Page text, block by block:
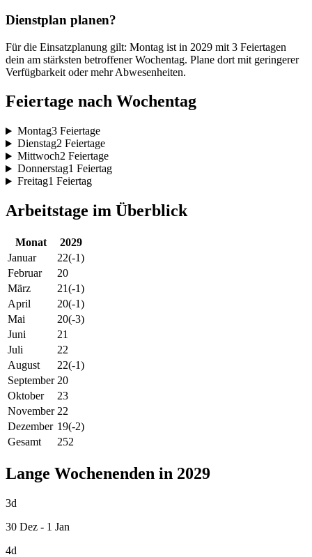
Dienstplan planen?
Für die Einsatzplanung gilt: Montag ist in 2029 mit 3 Feiertagen
dein am stärksten betroffener Wochentag. Plane dort mit geringerer
Verfügbarkeit oder mehr Abwesenheiten.
Feiertage nach Wochentag
Montag3 Feiertage
Dienstag2 Feiertage
Mittwoch2 Feiertage
Donnerstag1 Feiertag
Freitag1 Feiertag
Arbeitstage im Überblick
Monat
2029
Januar
22(-1)
Februar
20
März
21(-1)
April
20(-1)
Mai
20(-3)
Juni
21
Juli
22
August
22(-1)
September 20
Oktober
23
November 22
Dezember 19(-2)
Gesamt
252
Lange Wochenenden in 2029
3d
30 Dez - 1 Jan
4d